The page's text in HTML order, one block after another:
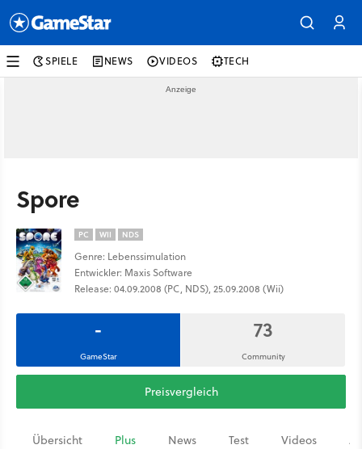
SPIELE NEWS VIDEOS TECH
Spore
PC WII NDS
Genre: Lebenssimulation
Entwickler: Maxis Software
Release: 04.09.2008 (PC, NDS), 25.09.2008 (Wii)
-
GameStar
73
Community
Preisvergleich
Übersicht Plus News Test Videos